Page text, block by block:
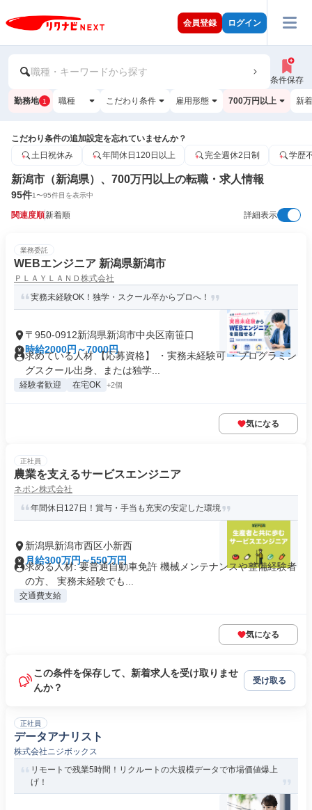
会員登録 ログイン
職種・キーワードから探す
条件保存
勤務地 1 職種 こだわり条件 雇用形態 700万円以上 新
こだわり条件の追加設定を忘れていませんか？
土日祝休み
年間休日120日以上 完全週休2日制 学歴
新潟市（新潟県）、700万円以上の転職・求人情報
95件1〜95件目を表示中
関連度順新着順 詳細表示
業務委託
WEBエンジニア 新潟県新潟市
ＰＬＡＹＬＡＮＤ株式会社
実務未経験OK！独学・スクール卒からプロへ！
〒950-0912新潟県新潟市中央区南笹口
時給2000円～7000円
求めている人材 【応募資格】 ・実務未経験可 ・プログラミン
グスクール出身、または独学...
経験者歓迎 在宅OK +2個
気になる
正社員
農業を支えるサービスエンジニア
ネポン株式会社
年間休日127日！賞与・手当も充実の安定した環境
新潟県新潟市西区小新西
月給300万円～550万円
求める人材: 要普通自動車免許 機械メンテナンスや整備経験者
の方、 実務未経験でも...
交通費支給
気になる
この条件を保存して、新着求人を受け取りませ
んか？
受け取る
正社員
データアナリスト
株式会社ニジボックス
リモートで残業5時間！リクルートの大規模データで市場価値爆上
げ！